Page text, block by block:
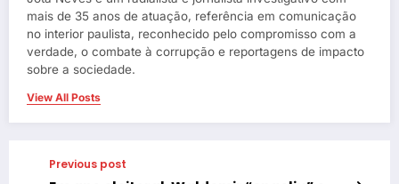
mais de 35 anos de atuação, referência em comunicação
no interior paulista, reconhecido pelo compromisso com a
verdade, o combate à corrupção e reportagens de impacto
sobre a sociedade.
View All Posts
Previous post